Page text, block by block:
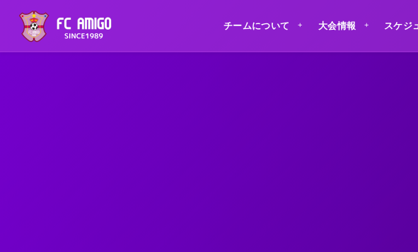
チームについて 大会情報 スケジ